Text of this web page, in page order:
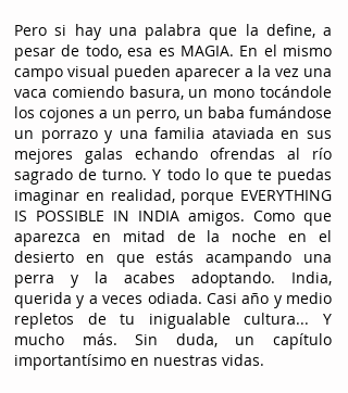
Pero si hay una palabra que la define, a
pesar de todo, esa es MAGIA. En el mismo
campo visual pueden aparecer a la vez una
vaca comiendo basura, un mono tocándole
los cojones a un perro, un baba fumándose
un porrazo y una familia ataviada en sus
mejores galas echando ofrendas al río
sagrado de turno. Y todo lo que te puedas
imaginar en realidad, porque EVERYTHING
IS POSSIBLE IN INDIA amigos. Como que
aparezca en mitad de la noche en el
desierto en que estás acampando una
perra y la acabes adoptando. India,
querida y a veces odiada. Casi año y medio
repletos de tu inigualable cultura... Y
mucho más. Sin duda, un capítulo
importantísimo en nuestras vidas.